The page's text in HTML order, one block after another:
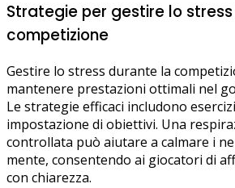
Strategie per gestire lo
competizione
Gestire lo stress durante la
mantenere prestazioni ottimali nel
Le strategie efficaci includono
impostazione di obiettivi. Una
controllata può aiutare a calmare i
mente, consentendo ai giocatori di
con chiarezza.